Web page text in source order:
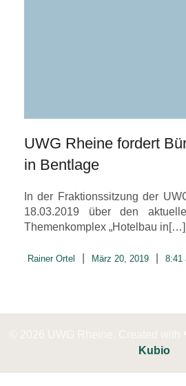
UWG Rheine fordert
in Bentlage
In der Fraktionssitzung der
18.03.2019 über den
Themenkomplex „Hotelbau in[…]
Rainer Ortel März 20, 2019 8:41
Kubio